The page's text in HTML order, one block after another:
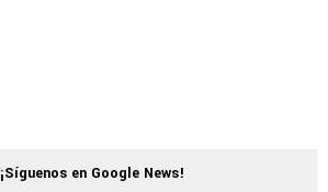
¡Síguenos en Google News!